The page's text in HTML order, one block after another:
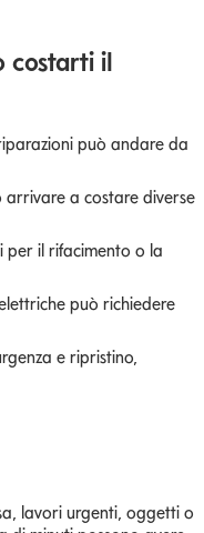
costarti il
può andare da
arrivare a costare diverse
per il rifacimento o la
può richiedere
e ripristino,
lavori urgenti, oggetti o